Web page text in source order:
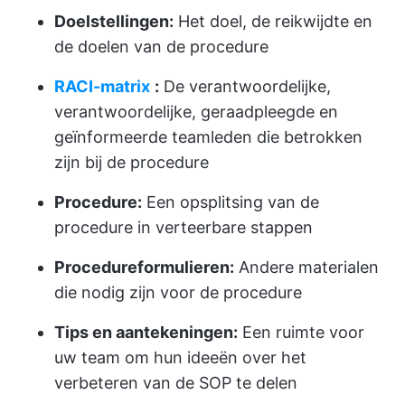
Doelstellingen: Het doel, de reikwijdte en
de doelen van de procedure
RACI-matrix : De verantwoordelijke,
verantwoordelijke, geraadpleegde en
geïnformeerde teamleden die betrokken
zijn bij de procedure
Procedure: Een opsplitsing van de
procedure in verteerbare stappen
Procedureformulieren: Andere materialen
die nodig zijn voor de procedure
Tips en aantekeningen: Een ruimte voor
uw team om hun ideeën over het
verbeteren van de SOP te delen